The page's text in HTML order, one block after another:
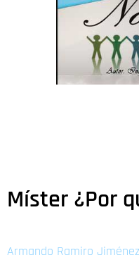
Míster ¿Por
Armando Ramiro